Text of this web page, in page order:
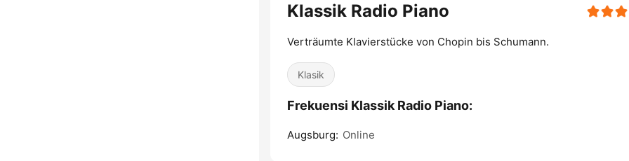
Klassik Radio Piano
Verträumte Klavierstücke von Chopin bis Schumann.
Klasik
Frekuensi Klassik Radio Piano:
Augsburg: Online